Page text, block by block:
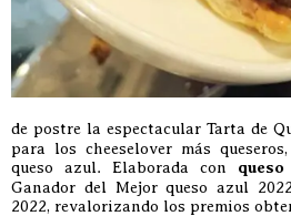
de postre la espectacular Tarta de
para los cheeselover más
queso azul. Elaborada con
Ganador del Mejor queso azul
2022, revalorizando los premios